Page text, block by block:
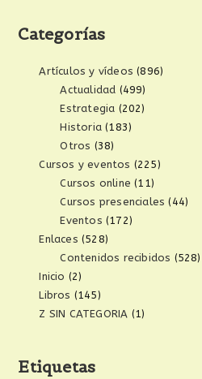
Categorías
Artículos y vídeos (896)
Actualidad (499)
Estrategia (202)
Historia (183)
Otros (38)
Cursos y eventos (225)
Cursos online (11)
Cursos presenciales (44)
Eventos (172)
Enlaces (528)
Contenidos recibidos (528)
Inicio (2)
Libros (145)
Z SIN CATEGORIA (1)
Etiquetas